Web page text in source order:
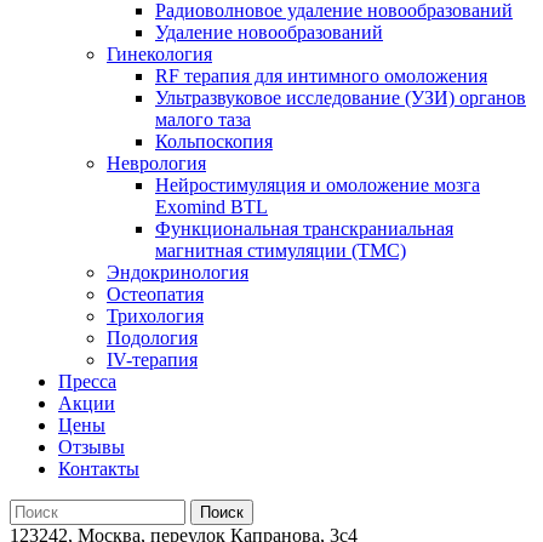
Радиоволновое удаление новообразований
Удаление новообразований
Гинекология
RF терапия для интимного омоложения
Ультразвуковое исследование (УЗИ) органов
малого таза
Кольпоскопия
Неврология
Нейростимуляция и омоложение мозга
Exomind BTL
Функциональная транскраниальная
магнитная стимуляции (ТМС)
Эндокринология
Остеопатия
Трихология
Подология
IV-терапия
Пресса
Акции
Цены
Отзывы
Контакты
123242, Москва, переулок Капранова, 3с4